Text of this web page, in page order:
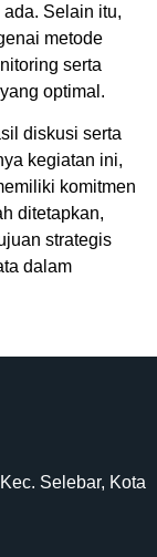
Selain itu,
metode
serta
optimal.
diskusi serta
kegiatan ini,
komitmen
ditetapkan,
strategis
dalam
Selebar, Kota